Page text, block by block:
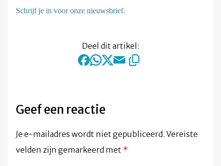
Schrijf je in voor onze nieuwsbrief.
Deel dit artikel:
Geef een reactie
Je e-mailadres wordt niet gepubliceerd. Vereiste
velden zijn gemarkeerd met *